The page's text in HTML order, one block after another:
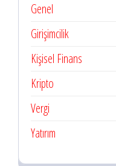
Genel
Girişimcilik
Kişisel Finans
Kripto
Vergi
Yatırım